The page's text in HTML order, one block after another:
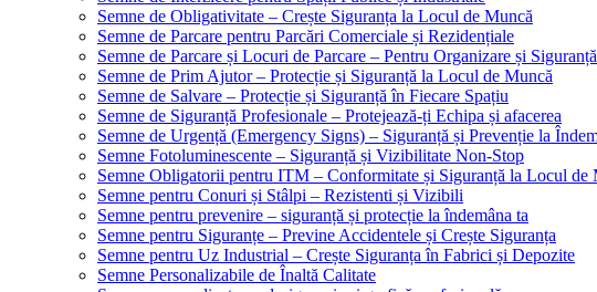
Semne de Obligativitate – Crește Siguranța la Locul de Muncă
Semne de Parcare pentru Parcări Comerciale și Rezidențiale
Semne de Parcare și Locuri de Parcare – Pentru Organizare și
Semne de Prim Ajutor – Protecție și Siguranță la Locul de Muncă
Semne de Salvare – Protecție și Siguranță în Fiecare Spațiu
Semne de Siguranță Profesionale – Protejează-ți Echipa și afacerea
Semne de Urgență (Emergency Signs) – Siguranță și Prevenție la
Semne Fotoluminescente – Siguranță și Vizibilitate Non-Stop
Semne Obligatorii pentru ITM – Conformitate și Siguranță la Locul de
Semne pentru Conuri și Stâlpi – Rezistenti și Vizibili
Semne pentru prevenire – siguranță și protecție la îndemâna ta
Semne pentru Siguranțe – Previne Accidentele și Crește Siguranța
Semne pentru Uz Industrial – Crește Siguranța în Fabrici și Depozite
Semne Personalizabile de Înaltă Calitate